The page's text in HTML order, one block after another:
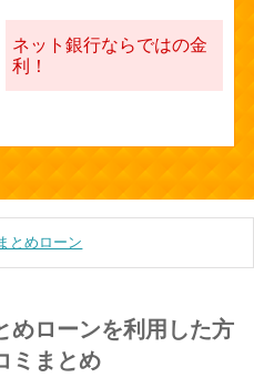
ネット銀行ならではの金
利！
とめローン
めローンを利用した方
ミまとめ